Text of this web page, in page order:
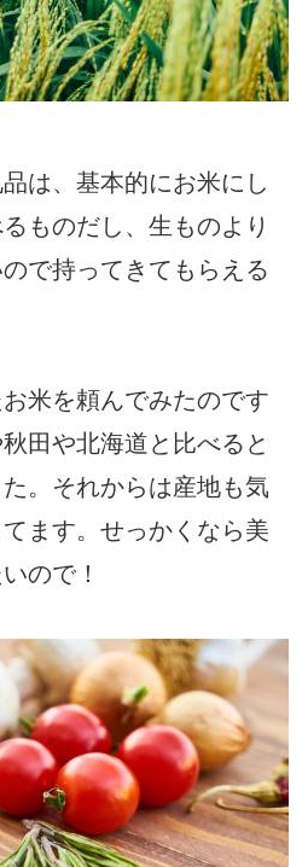
は、基本的にお米にし
ものだし、生ものより
で持ってきてもらえる
米を頼んでみたのです
田や北海道と比べると
。それからは産地も気
ます。せっかくなら美
ので！